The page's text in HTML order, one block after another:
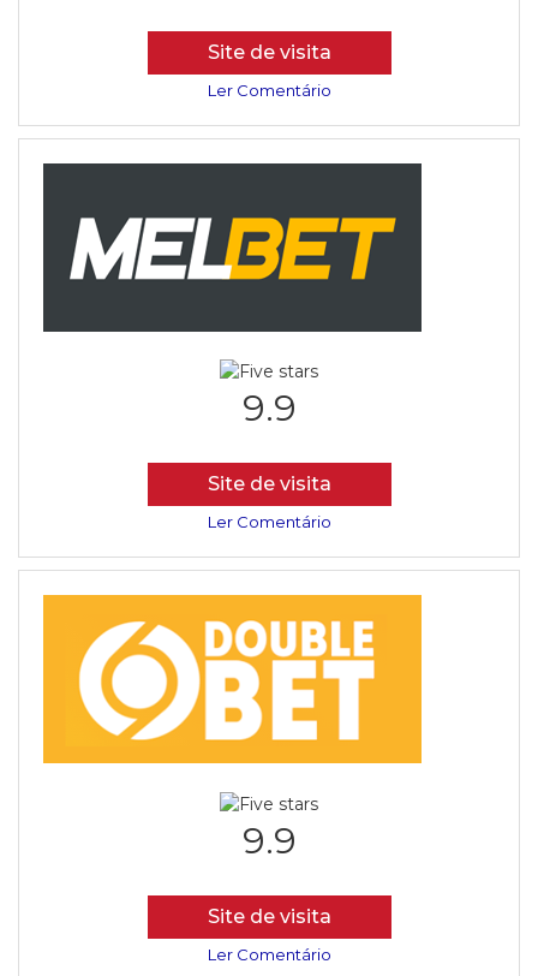
Site de visita
Ler Comentário
9.9
Site de visita
Ler Comentário
9.9
Site de visita
Ler Comentário